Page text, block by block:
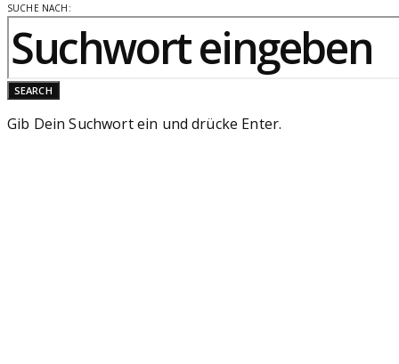
SUCHE NACH:
SEARCH
Gib Dein Suchwort ein und drücke Enter.